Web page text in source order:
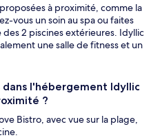
à proximité, comme la
vous un soin au spa ou faites
2 piscines extérieures. Idyllic
une salle de fitness et un
l'hébergement Idyllic
?
Bistro, avec vue sur la plage,